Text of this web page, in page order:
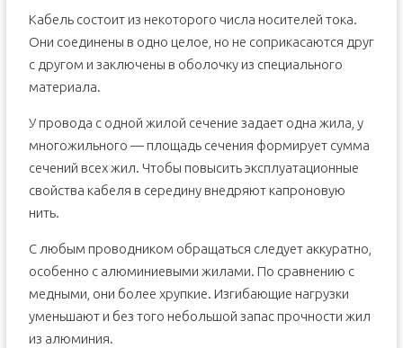
Кабель состоит из некоторого числа носителей тока.
Они соединены в одно целое, но не соприкасаются друг
с другом и заключены в оболочку из специального
материала.
У провода с одной жилой сечение задает одна жила, у
многожильного — площадь сечения формирует сумма
сечений всех жил. Чтобы повысить эксплуатационные
свойства кабеля в середину внедряют капроновую
нить.
С любым проводником обращаться следует аккуратно,
особенно с алюминиевыми жилами. По сравнению с
медными, они более хрупкие. Изгибающие нагрузки
уменьшают и без того небольшой запас прочности жил
из алюминия.